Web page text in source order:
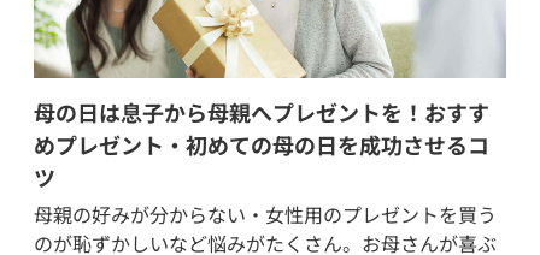
母の日は息子から母親へプレゼントを！おすす
めプレゼント・初めての母の日を成功させるコ
ツ
母親の好みが分からない・女性用のプレゼントを買う
のが恥ずかしいなど悩みがたくさん。お母さんが喜ぶ